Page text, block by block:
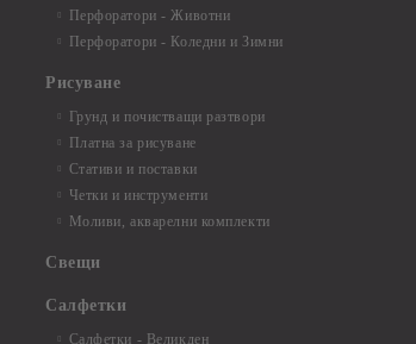
Перфоратори - Животни
Перфоратори - Коледни и Зимни
Рисуване
Грунд и почистващи разтвори
Платна за рисуване
Стативи и поставки
Четки и инструменти
Моливи, акварелни комплекти
Свещи
Салфетки
Салфетки - Великден